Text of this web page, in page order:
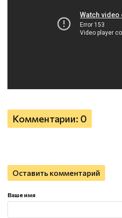
Комментарии: 0
Оставить комментарий
Ваше имя